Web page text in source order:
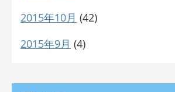
2015年10月 (42)
2015年9月 (4)